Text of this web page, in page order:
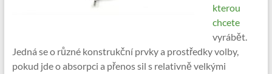
kterou
chcete
vyrábět.
Jedná se o různé konstrukční prvky a prostředky volby,
pokud jde o absorpci a přenos sil s relativně velkými